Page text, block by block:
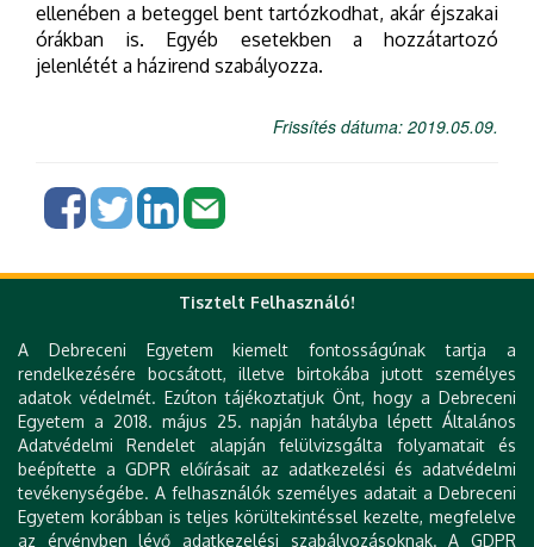
ellenében a beteggel bent tartózkodhat, akár éjszakai
órákban is. Egyéb esetekben a hozzátartozó
jelenlétét a házirend szabályozza.
Frissítés dátuma: 2019.05.09.
DE telefonkönyv
e-Organogram
KK Orvoskereső
KK Szakrendelés kereső
KK Betegségkereső
Várólista
Klinika térkép
Levelezés
Tisztelt Felhasználó!
A Debreceni Egyetem kiemelt fontosságúnak tartja a
rendelkezésére bocsátott, illetve birtokába jutott személyes
adatok védelmét. Ezúton tájékoztatjuk Önt, hogy a Debreceni
Egyetem a 2018. május 25. napján hatályba lépett Általános
Adatvédelmi Rendelet alapján felülvizsgálta folyamatait és
beépítette a GDPR előírásait az adatkezelési és adatvédelmi
tevékenységébe. A felhasználók személyes adatait a Debreceni
Egyetem korábban is teljes körültekintéssel kezelte, megfelelve
az érvényben lévő adatkezelési szabályozásoknak. A GDPR